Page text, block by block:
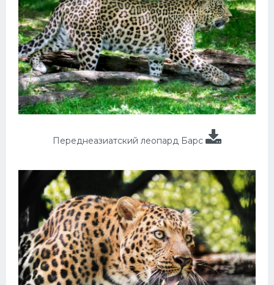
Переднеазиатский леопард Барс